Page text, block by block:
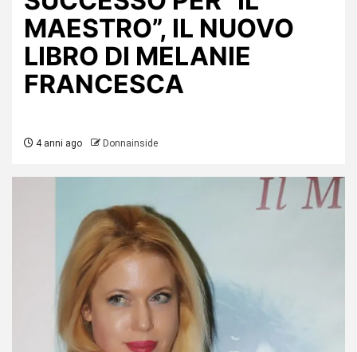
MAESTRO”, IL NUOVO
LIBRO DI MELANIE
FRANCESCA
4 anni ago Donnainside